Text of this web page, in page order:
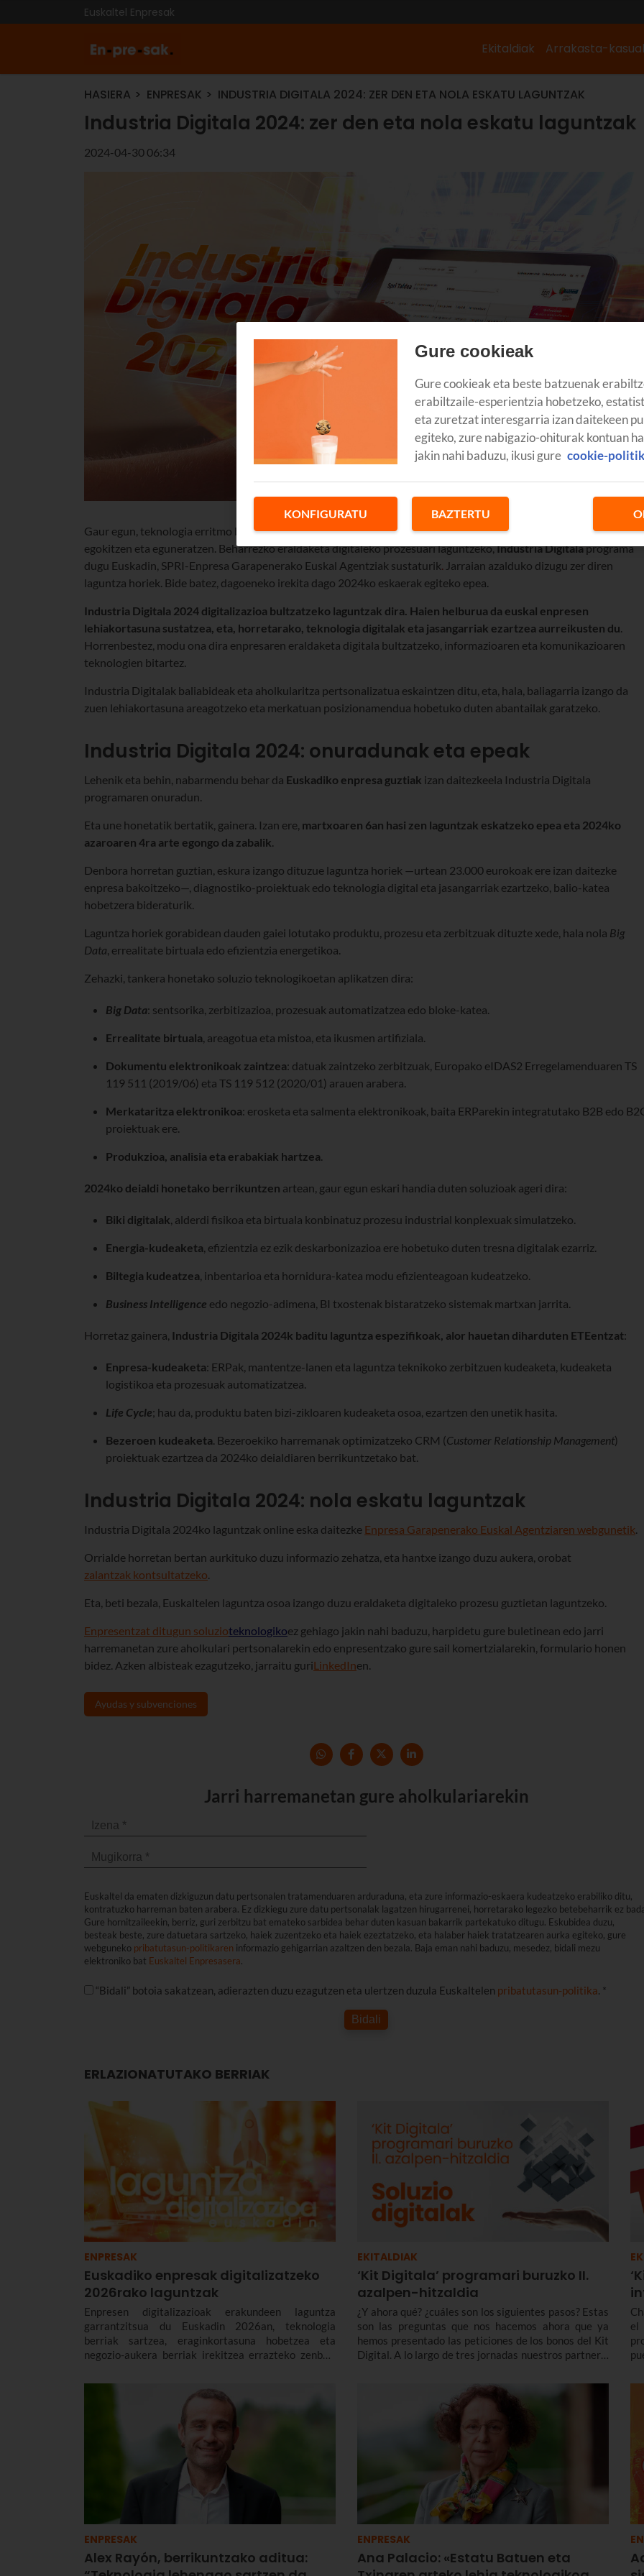
Euskaltel Enpresak
Ekitaldiak Arrakasta-
HASIERA ENPRESAK INDUSTRIA DIGITALA 2024: ZER DEN ETA NOLA ESKATU LAGUNTZAK
Industria Digitala 2024: zer den eta nola eskatu laguntzak
2024-04-30 06:34
Gaur egun, teknologia erritmo bizian ari da aldatzen, eta enpresok lanak izaten dituzue aldaketa horietara
egokitzen eta eguneratzen. Beharrezko eraldaketa digitaleko prozesuari laguntzeko,Industria Digitalaprograma
dugu Euskadin, SPRI-Enpresa Garapenerako Euskal Agentziak sustaturik. Jarraian azalduko dizugu zer diren
laguntza horiek. Bide batez, dagoeneko irekita dago 2024ko eskaerak egiteko epea.
Industria Digitala 2024 digitalizazioa bultzatzeko laguntzak dira. Haien helburua da euskal enpresen
lehiakortasuna sustatzea, eta, horretarako, teknologia digitalak eta jasangarriak ezartzea aurreikusten du.
Horrenbestez, modu ona dira enpresaren eraldaketa digitala bultzatzeko, informazioaren eta komunikazioaren
teknologien bitartez.
Industria Digitalak baliabideak eta aholkularitza pertsonalizatua eskaintzen ditu, eta, hala, baliagarria izango da
zuen lehiakortasuna areagotzeko eta merkatuan posizionamendua hobetuko duten abantailak garatzeko.
Industria Digitala 2024: onuradunak eta epeak
Lehenik eta behin, nabarmendu behar da Euskadiko enpresa guztiak izan daitezkeela Industria Digitala
programaren onuradun.
Eta une honetatik bertatik, gainera. Izan ere, martxoaren 6an hasi zen laguntzak eskatzeko epea eta 2024ko
azaroaren 4ra arte egongo da zabalik.
Denbora horretan guztian, eskura izango dituzue laguntza horiek —urtean 23.000 eurokoak ere izan daitezke
enpresa bakoitzeko—, diagnostiko-proiektuak edo teknologia digital eta jasangarriak ezartzeko, balio-katea
hobetzera bideraturik.
Laguntza horiek gorabidean dauden gaiei lotutako produktu, prozesu eta zerbitzuak dituzte xede, hala nola Big
Data, errealitate birtuala edo efizientzia energetikoa.
Zehazki, tankera honetako soluzio teknologikoetan aplikatzen dira:
Big Data: sentsorika, zerbitizazioa, prozesuak automatizatzea edo bloke-katea.
Errealitate birtuala, areagotua eta mistoa, eta ikusmen artifiziala.
Dokumentu elektronikoak zaintzea: datuak zaintzeko zerbitzuak, Europako eIDAS2 Erregelamenduaren TS
119 511 (2019/06) eta TS 119 512 (2020/01) arauen arabera.
Merkataritza elektronikoa: erosketa eta salmenta elektronikoak, baita ERParekin integratutako B2B edo
proiektuak ere.
Produkzioa, analisia eta erabakiak hartzea.
2024ko deialdi honetako berrikuntzen artean, gaur egun eskari handia duten soluzioak ageri dira:
Biki digitalak, alderdi fisikoa eta birtuala konbinatuz prozesu industrial konplexuak simulatzeko.
Energia-kudeaketa, efizientzia ez ezik deskarbonizazioa ere hobetuko duten tresna digitalak ezarriz.
Biltegia kudeatzea, inbentarioa eta hornidura-katea modu efizienteagoan kudeatzeko.
Business Intelligence edo negozio-adimena, BI txostenak bistaratzeko sistemak martxan jarrita.
Horretaz gainera, Industria Digitala 2024k baditu laguntza espezifikoak, alor hauetan diharduten ETEentzat:
Enpresa-kudeaketa: ERPak, mantentze-lanen eta laguntza teknikoko zerbitzuen kudeaketa, kudeaketa
logistikoa eta prozesuak automatizatzea.
Life Cycle; hau da, produktu baten bizi-zikloaren kudeaketa osoa, ezartzen den unetik hasita.
Bezeroen kudeaketa. Bezeroekiko harremanak optimizatzeko CRM (Customer Relationship Management)
proiektuak ezartzea da 2024ko deialdiaren berrikuntzetako bat.
Industria Digitala 2024: nola eskatu laguntzak
Industria Digitala 2024ko laguntzak online eska daitezke Enpresa Garapenerako Euskal Agentziaren webgunetik.
Orrialde horretan bertan aurkituko duzu informazio zehatza, eta hantxe izango duzu aukera, orobat
zalantzak kontsultatzeko.
Eta, beti bezala, Euskaltelen laguntza osoa izango duzu eraldaketa digitaleko prozesu guztietan laguntzeko.
Enpresentzat ditugun soluzioteknologikoez gehiago jakin nahi baduzu, harpidetu gure buletinean edo jarri
harremanetan zure aholkulari pertsonalarekin edo enpresentzako gure sail komertzialarekin, formulario honen
bidez. Azken albisteak ezagutzeko, jarraitu guriLinkedInen.
Ayudas y subvenciones
Jarri harremanetan gure aholkulariarekin
Euskaltel da ematen dizkiguzun datu pertsonalen tratamenduaren arduraduna, eta zure informazio-eskaera kudeatzeko erabiliko ditu,
kontratuzko harreman baten arabera. Ez dizkiegu zure datu pertsonalak lagatzen hirugarrenei, horretarako legezko betebeharrik ez
Gure hornitzaileekin, berriz, guri zerbitzu bat emateko sarbidea behar duten kasuan bakarrik partekatuko ditugu. Eskubidea duzu,
besteak beste, zure datuetara sartzeko, haiek zuzentzeko eta haiek ezeztatzeko, eta halaber haiek tratatzearen aurka egiteko, gure
webguneko pribatutasun-politikaren informazio gehigarrian azaltzen den bezala. Baja eman nahi baduzu, mesedez, bidali mezu
elektroniko bat Euskaltel Enpresasera.
“Bidali” botoia sakatzean, adierazten duzu ezagutzen eta ulertzen duzula Euskaltelen pribatutasun-politika. *
Bidali
ERLAZIONATUTAKO BERRIAK
ENPRESAK
Euskadiko enpresak digitalizatzeko
2026rako laguntzak
Enpresen digitalizazioak erakundeen laguntza
garrantzitsua du Euskadin 2026an, teknologia
berriak sartzea, eraginkortasuna hobetzea eta
negozio-aukera berriak irekitzea errazteko zenbait
EKITALDIAK
‘Kit Digitala’ programari buruzko II.
azalpen-hitzaldia
¿Y ahora qué? ¿cuáles son los siguientes pasos? Estas
son las preguntas que nos hacemos ahora que ya
hemos presentado las peticiones de los bonos del Kit
Digital. A lo largo de tres jornadas nuestros partners:
detalle todas las soluciones digitales del programa
el
ENPRESAK
Alex Rayón, berrikuntzako aditua:
ENPRESAK
Ana Palacio: «Estatu Batuen eta
Gure cookieak
Gure cookieak eta beste batzuenak
erabiltzaile-esperientzia hobetzeko,
eta zuretzat interesgarria izan daitekeen
egiteko, zure nabigazio-ohiturak kontuan
jakin nahi baduzu, ikusi gure cookie-
KONFIGURATU BAZTERTU